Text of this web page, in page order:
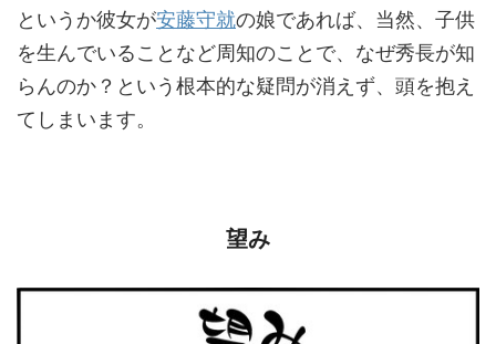
というか彼女が安藤守就の娘であれば、当然、子供
を生んでいることなど周知のことで、なぜ秀長が知
らんのか？という根本的な疑問が消えず、頭を抱え
てしまいます。
望み